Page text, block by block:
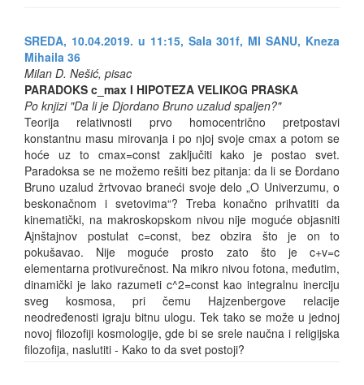
SREDA, 10.04.2019. u 11:15, Sala 301f, MI SANU, Kneza
Mihaila 36
Milan D. Nešić, pisac
PARADOKS c_max I HIPOTEZA VELIKOG PRASKA
Po knjizi "Da li je Djordano Bruno uzalud spaljen?"
Teorija relativnosti prvo homocentrično pretpostavi
konstantnu masu mirovanja i po njoj svoje cmax a potom se
hoće uz to cmax=const zaključiti kako je postao svet.
Paradoksa se ne možemo rešiti bez pitanja: da li se Đordano
Bruno uzalud žrtvovao braneći svoje delo „O Univerzumu, o
beskonačnom i svetovima“? Treba konačno prihvatiti da
kinematički, na makroskopskom nivou nije moguće objasniti
Ajnštajnov postulat c=const, bez obzira što je on to
pokušavao. Nije moguće prosto zato što je c+v=c
elementarna protivurečnost. Na mikro nivou fotona, međutim,
dinamički je lako razumeti c^2=const kao integralnu inerciju
sveg kosmosa, pri čemu Hajzenbergove relacije
neodređenosti igraju bitnu ulogu. Tek tako se može u jednoj
novoj filozofiji kosmologije, gde bi se srele naučna i religijska
filozofija, naslutiti - Kako to da svet postoji?